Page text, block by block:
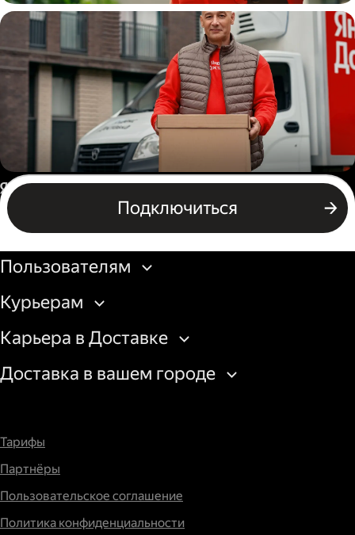
Пеший курьер
Водитель грузового авто
Подключиться
Подключиться
Россия
Бизнесу
Пользователям
Курьерам
Карьера в Доставке
Доставка в вашем городе
Тарифы
Партнёры
Пользовательское соглашение
Политика конфиденциальности